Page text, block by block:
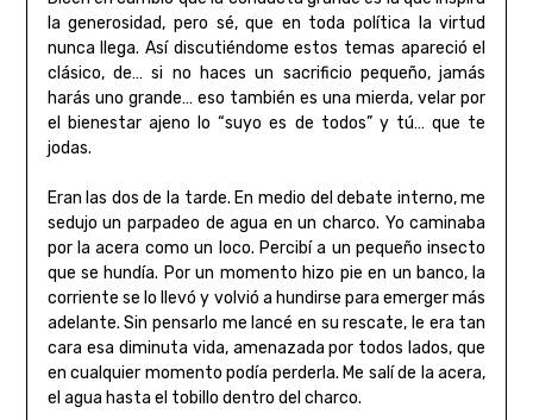
la generosidad, pero sé, que en toda política la virtud
nunca llega. Así discutiéndome estos temas apareció el
clásico, de… si no haces un sacrificio pequeño, jamás
harás uno grande… eso también es una mierda, velar por
el bienestar ajeno lo “suyo es de todos” y tú… que te
jodas.
Eran las dos de la tarde. En medio del debate interno, me
sedujo un parpadeo de agua en un charco. Yo caminaba
por la acera como un loco. Percibí a un pequeño insecto
que se hundía. Por un momento hizo pie en un banco, la
corriente se lo llevó y volvió a hundirse para emerger más
adelante. Sin pensarlo me lancé en su rescate, le era tan
cara esa diminuta vida, amenazada por todos lados, que
en cualquier momento podía perderla. Me salí de la acera,
el agua hasta el tobillo dentro del charco.